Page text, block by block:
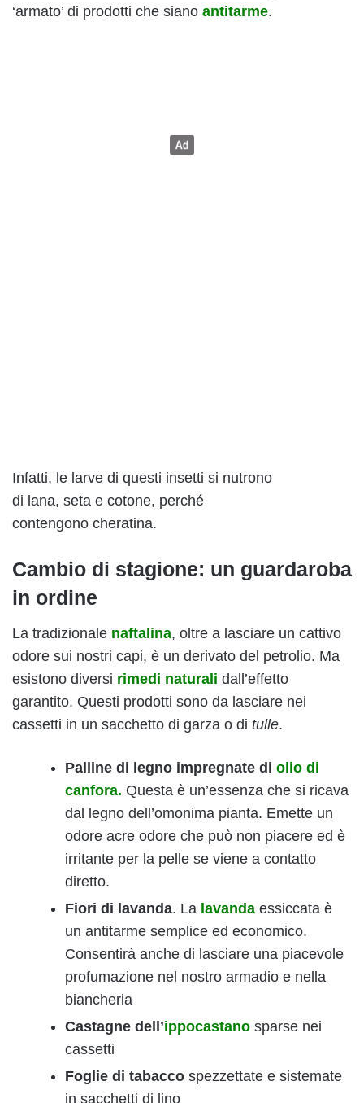
‘armato’ di prodotti che siano antitarme.
Infatti, le larve di questi insetti si nutrono
di lana, seta e cotone, perché
contengono cheratina.
Cambio di stagione: un guardaroba
in ordine
La tradizionale naftalina, oltre a lasciare un cattivo
odore sui nostri capi, è un derivato del petrolio. Ma
esistono diversi rimedi naturali dall’effetto
garantito. Questi prodotti sono da lasciare nei
cassetti in un sacchetto di garza o di tulle.
Palline di legno impregnate di olio di
canfora. Questa è un’essenza che si ricava
dal legno dell’omonima pianta. Emette un
odore acre odore che può non piacere ed è
irritante per la pelle se viene a contatto
diretto.
Fiori di lavanda. La lavanda essiccata è
un antitarme semplice ed economico.
Consentirà anche di lasciare una piacevole
profumazione nel nostro armadio e nella
biancheria
Castagne dell’ippocastano sparse nei
cassetti
Foglie di tabacco spezzettate e sistemate
in sacchetti di lino